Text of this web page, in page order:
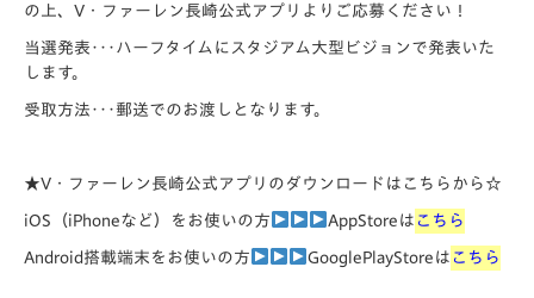
の上、V・ファーレン長崎公式アプリよりご応募ください！
当選発表･･･ハーフタイムにスタジアム大型ビジョンで発表いた
します。
受取方法･･･郵送でのお渡しとなります。
★V・ファーレン長崎公式アプリのダウンロードはこちらから☆
iOS（iPhoneなど）をお使いの方 AppStoreは こちら
Android搭載端末をお使いの方 GooglePlayStoreは こちら